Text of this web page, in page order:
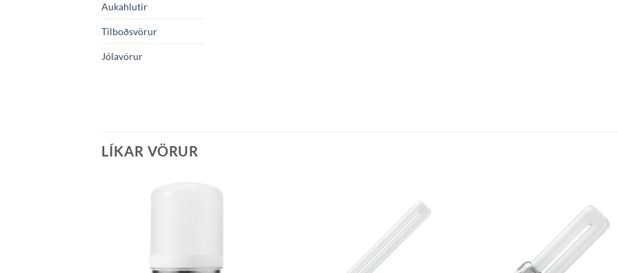
Aukahlutir
Tilboðsvörur
Jólavörur
LÍKAR VÖRUR
Bæta á
óskalista
Bæta